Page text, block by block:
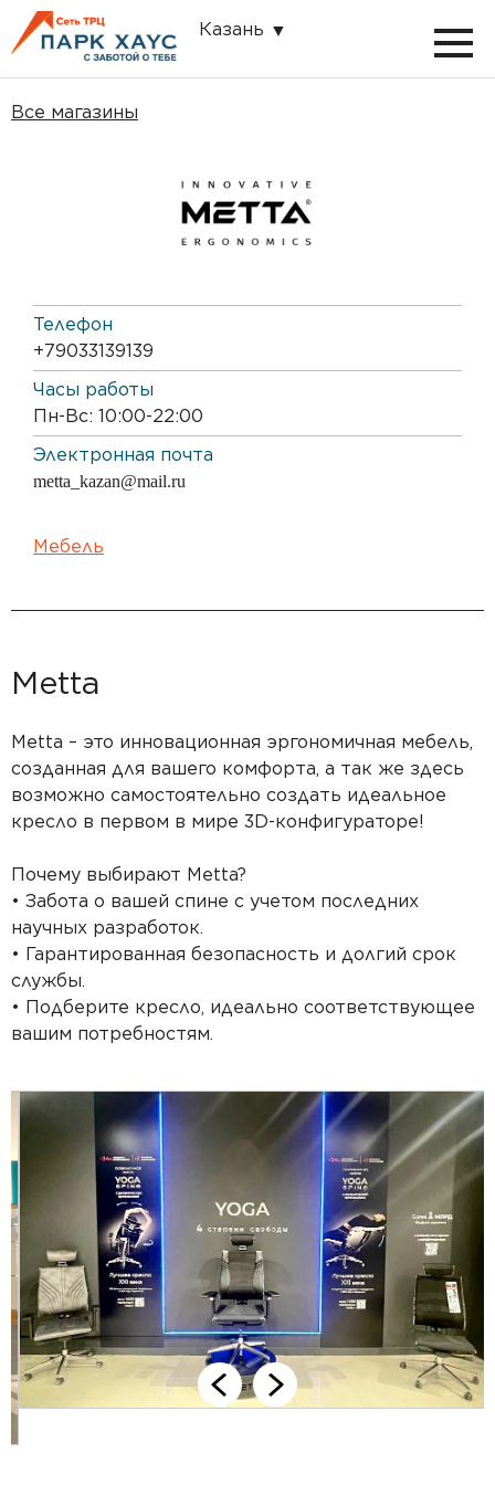
Казань
Все магазины
Телефон
+79033139139
Часы работы
Пн-Вс: 10:00-22:00
Электронная почта
metta_kazan@mail.ru
Мебель
Metta
Metta – это инновационная эргономичная мебель,
созданная для вашего комфорта, а так же здесь
возможно самостоятельно создать идеальное
кресло в первом в мире 3D-конфигураторе!
Почему выбирают Metta?
• Забота о вашей спине с учетом последних
научных разработок.
• Гарантированная безопасность и долгий срок
службы.
• Подберите кресло, идеально соответствующее
вашим потребностям.